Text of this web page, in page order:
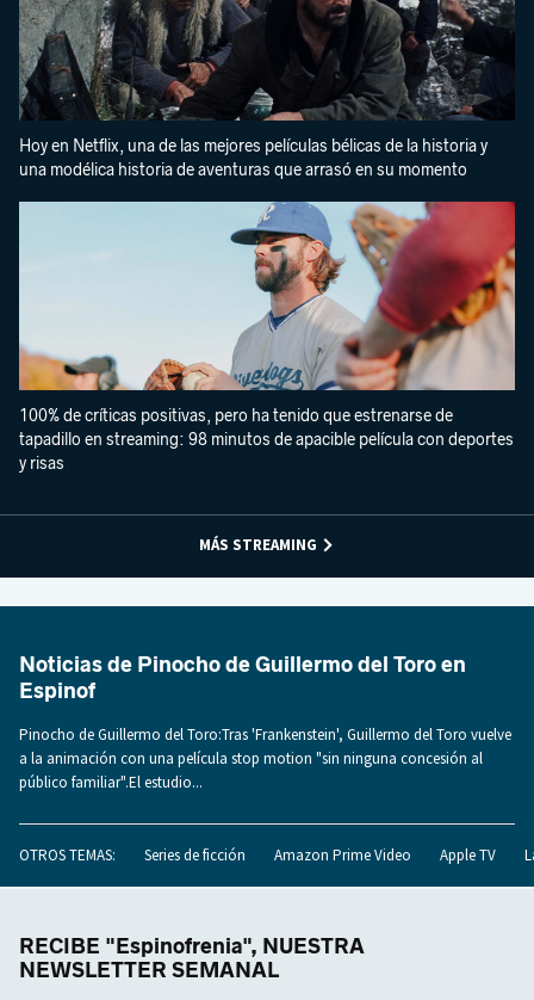
Hoy en Netflix, una de las mejores películas bélicas de la historia y
una modélica historia de aventuras que arrasó en su momento
100% de críticas positivas, pero ha tenido que estrenarse de
tapadillo en streaming: 98 minutos de apacible película con deportes
y risas
MÁS STREAMING
Noticias de Pinocho de Guillermo del Toro en
Espinof
Pinocho de Guillermo del Toro:Tras 'Frankenstein', Guillermo del Toro vuelve
a la animación con una película stop motion "sin ninguna concesión al
público familiar".El estudio...
OTROS TEMAS: Series de ficción Amazon Prime Video Apple TV
RECIBE "Espinofrenia", NUESTRA
NEWSLETTER SEMANAL